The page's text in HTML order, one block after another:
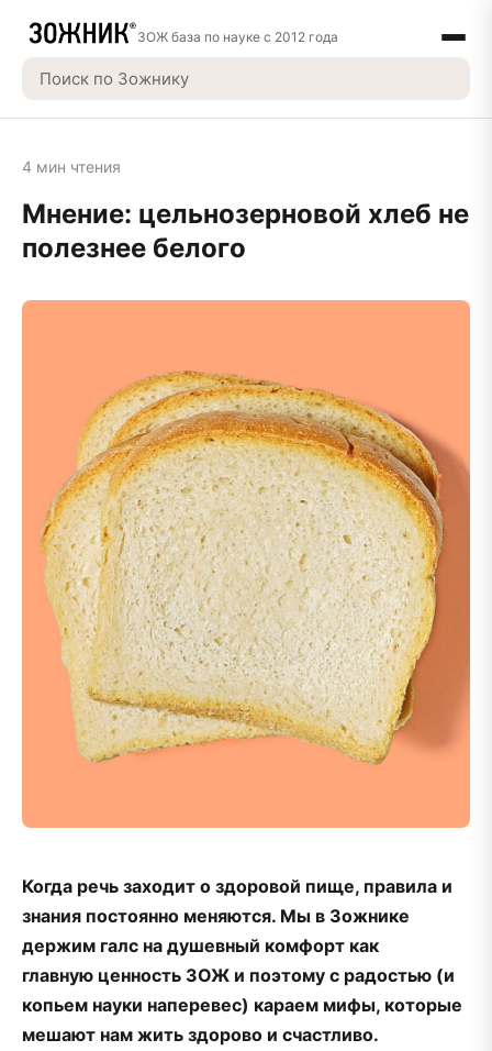
ЗОЖ база по науке с 2012 года
4 мин чтения
Мнение: цельнозерновой хлеб не
полезнее белого
Когда речь заходит о здоровой пище, правила и
знания постоянно меняются. Мы в Зожнике
держим галс на душевный комфорт как
главную ценность ЗОЖ и поэтому с радостью (и
копьем науки наперевес) караем мифы, которые
мешают нам жить здорово и счастливо.